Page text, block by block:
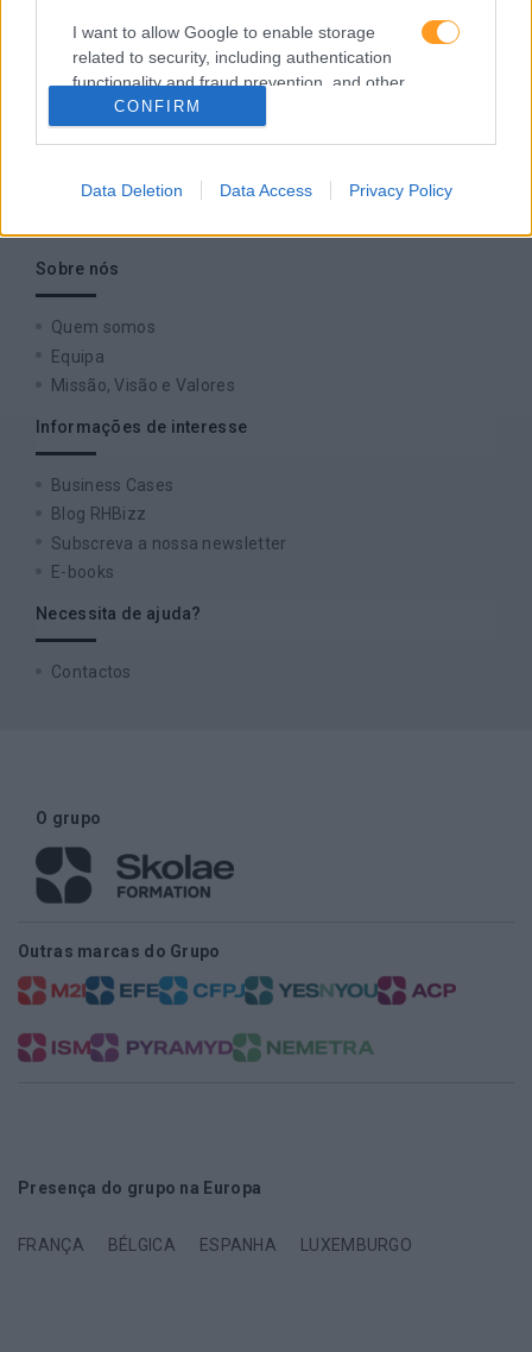
I want to allow Google to enable storage
related to security, including authentication
functionality and fraud prevention, and other
user protection.
CONFIRM
Data Deletion Data Access Privacy Policy
Soluções
Formação
Consultoria
Digital Learning
Mentoring
Sobre nós
Quem somos
Equipa
Missão, Visão e Valores
Informações de interesse
Business Cases
Blog RHBizz
Subscreva a nossa newsletter
E-books
Necessita de ajuda?
Contactos
O grupo
Outras marcas do Grupo
Presença do grupo na Europa
FRANÇA BÉLGICA ESPANHA LUXEMBURGO